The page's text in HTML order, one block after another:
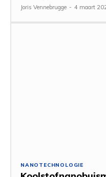
Joris Vennebrugge - 4 maart
NANOTECHNOLOGIE